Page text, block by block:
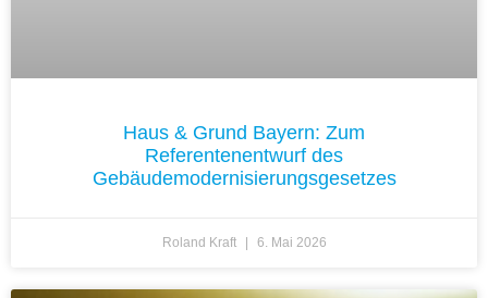
Haus & Grund Bayern: Zum
Referentenentwurf des
Gebäudemodernisierungsgesetzes
Roland Kraft 6. Mai 2026